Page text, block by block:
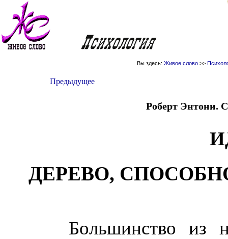
Вы здесь: Живое слово >>
Предыдущее
Роберт Энтони.
ДЕРЕВО,
Большинство из